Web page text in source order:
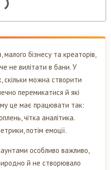
бізнесу та креаторів,
не вилітати в бани. У
скільки можна створити
перемикатися й які
це має працювати так:
чітка аналітика.
потім емоції.
особливо важливо,
й не створювало